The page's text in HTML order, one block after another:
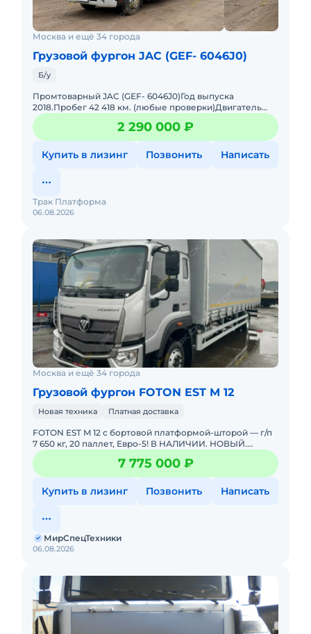
Москва и ещё 34 города
Грузовой фургон JAC (GEF- 6046J0)
Б/у
Промтоварный JAC (GEF- 6046J0)Год выпуска
2018.Пробег 42 418 км. (любые проверки)Двигатель
ISF3Объем 3 760 см3.Мощность двигателя: 152
л.с.Экологический класс 52 290 000 ₽
Купить в лизинг Позвонить Написать
06.08.2026
Трак Платформа
Москва и ещё 34 города
Грузовой фургон FOTON EST M 12
Новая техника Платная доставка
FOTON EST M 12 с бортовой платформой-шторой — г/п
7 650 кг, 20 паллет, Евро-5! В НАЛИЧИИ. НОВЫЙ.
Можно в ЛИЗИНГ. Цена С НДС.Основные
параметры:Грузоподъё7 775 000 ₽
Купить в лизинг Позвонить Написать
06.08.2026
МирСпецТехники